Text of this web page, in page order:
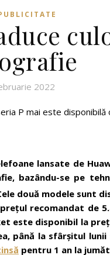
2022
P mai este disponibilă
lansate de
bazându-se pe
două modele sunt
recomandat de
este disponibil la
până la sfârșitul
pentru 1 an la